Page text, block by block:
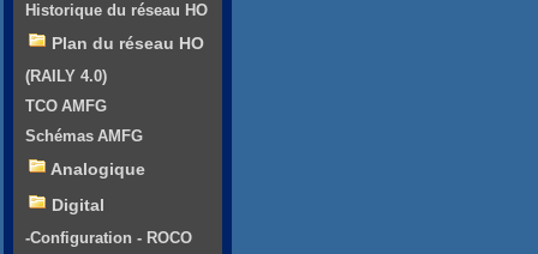
Historique du réseau HO
Plan du réseau HO
(RAILY 4.0)
TCO AMFG
Schémas AMFG
Analogique
Digital
-Configuration - ROCO